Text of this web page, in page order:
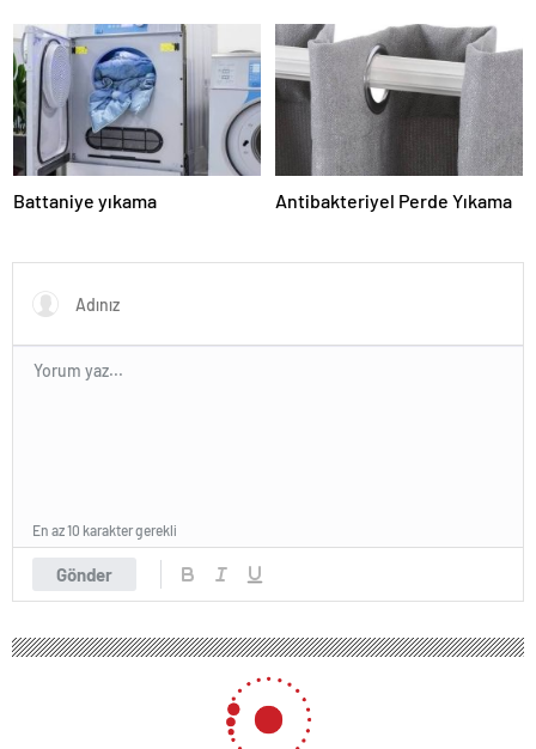
Battaniye yıkama Antibakteriyel Perde Yıkama
Gönder
En az 10 karakter gerekli